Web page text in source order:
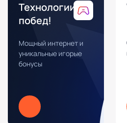
Технологии
побед!
Мощный интернет и
уникальные игорые
бонусы